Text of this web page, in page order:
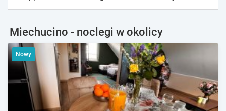
Miechucino - noclegi w okolicy
Nowy